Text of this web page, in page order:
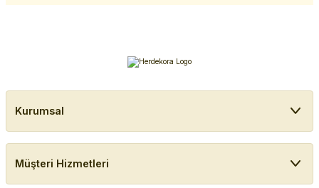
Kurumsal
Müşteri Hizmetleri